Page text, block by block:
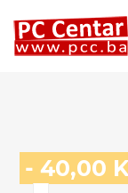
- 40,00